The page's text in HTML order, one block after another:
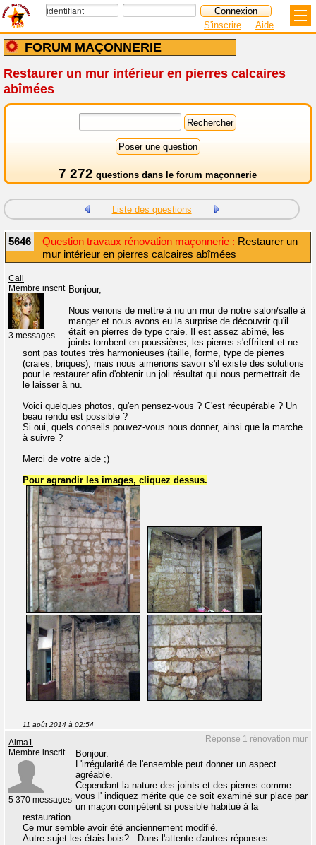
FORUM MAÇONNERIE
S'inscrire Aide
Restaurer un mur intérieur en pierres calcaires
abîmées
7 272 questions dans le forum maçonnerie
Liste des questions
5646 Question travaux rénovation maçonnerie : Restaurer un
mur intérieur en pierres calcaires abîmées
Cali
Membre inscrit
3 messages
Bonjour,
Nous venons de mettre à nu un mur de notre salon/salle à
manger et nous avons eu la surprise de découvrir qu'il
était en pierres de type craie. Il est assez abîmé, les
joints tombent en poussières, les pierres s'effritent et ne
sont pas toutes très harmonieuses (taille, forme, type de pierres
(craies, briques), mais nous aimerions savoir s'il existe des solutions
pour le restaurer afin d'obtenir un joli résultat qui nous permettrait de
le laisser à nu.
Voici quelques photos, qu'en pensez-vous ? C'est récupérable ? Un
beau rendu est possible ?
Si oui, quels conseils pouvez-vous nous donner, ainsi que la marche
à suivre ?
Merci de votre aide ;)
Pour agrandir les images, cliquez dessus.
11 août 2014 à 02:54
Réponse 1 rénovation mur
Alma1
Membre inscrit
5 370 messages
Bonjour.
L'irrégularité de l'ensemble peut donner un aspect
agréable.
Cependant la nature des joints et des pierres comme
vous l' indiquez mérite que ce soit examiné sur place par
un maçon compétent si possible habitué à la
restauration.
Ce mur semble avoir été anciennement modifié.
Autre sujet les étais bois? . Dans l'attente d'autres réponses.